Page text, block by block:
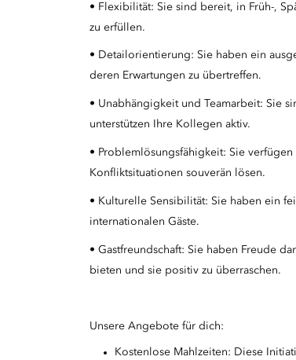
• Flexibilität: Sie sind bereit, in Früh-,
zu erfüllen.
• Detailorientierung: Sie haben ein
deren Erwartungen zu übertreffen.
• Unabhängigkeit und Teamarbeit: Sie
unterstützen Ihre Kollegen aktiv.
• Problemlösungsfähigkeit: Sie
Konfliktsituationen souverän lösen.
• Kulturelle Sensibilität: Sie haben ein
internationalen Gäste.
• Gastfreundschaft: Sie haben Freude
bieten und sie positiv zu überraschen.
Unsere Angebote für dich:
Kostenlose Mahlzeiten: Diese